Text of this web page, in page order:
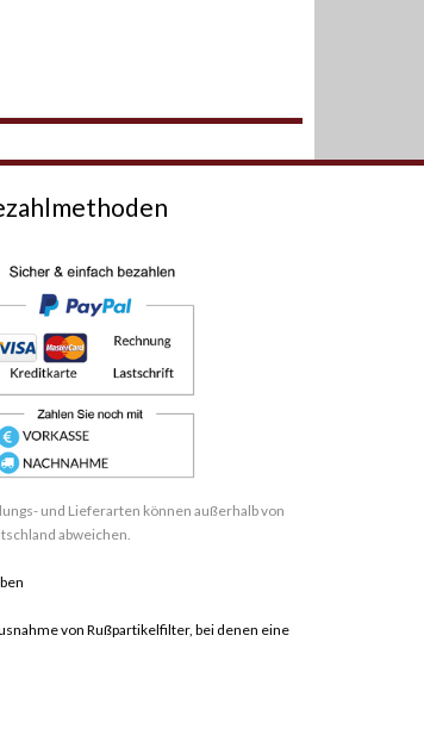
und Lieferarten können außerhalb von
abweichen.
von Rußpartikelfilter, bei denen eine